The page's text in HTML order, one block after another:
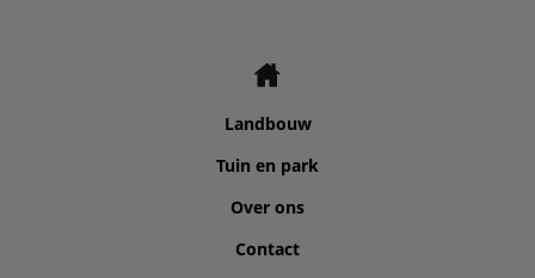
Landbouw
Tuin en park
Over ons
Contact